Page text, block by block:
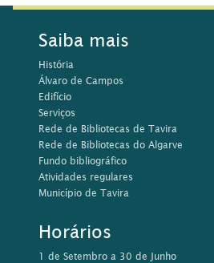
Saiba mais
História
Álvaro de Campos
Edifício
Serviços
Rede de Bibliotecas de Tavira
Rede de Bibliotecas do Algarve
Fundo bibliográfico
Atividades regulares
Município de Tavira
Horários
1 de Setembro a 30 de Junho